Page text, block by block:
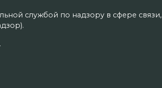
службой по надзору в сфере связи,